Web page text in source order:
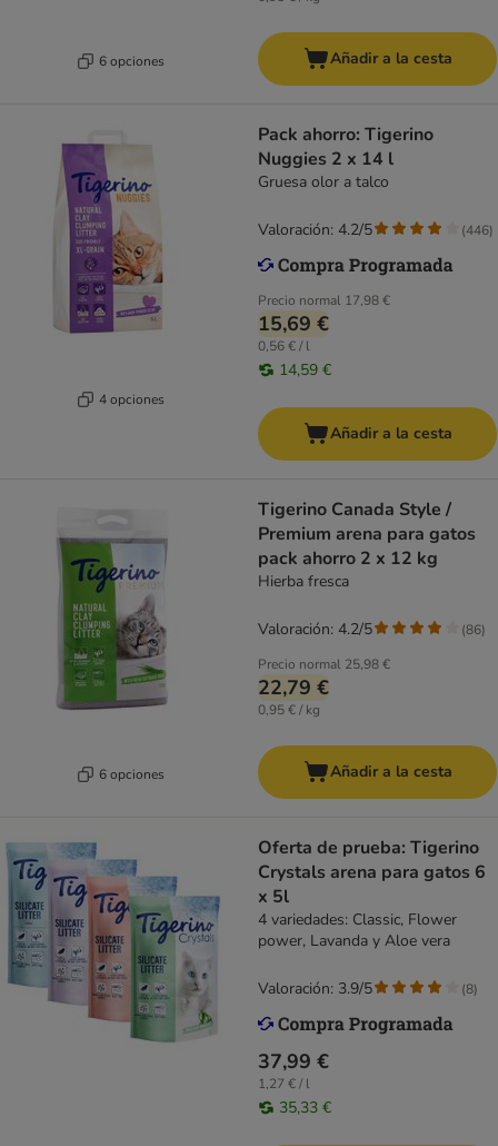
6 opciones Añadir a la cesta
4 opciones
Pack ahorro: Tigerino
Nuggies 2 x 14 l
Gruesa olor a talco
Precio normal 17,98 €
15,69 €
0,56 € / l
14,59 €
Valoración: 4.2/5 (446)
Añadir a la cesta
6 opciones
Tigerino Canada Style /
Premium arena para gatos
pack ahorro 2 x 12 kg
Hierba fresca
Precio normal 25,98 €
22,79 €
0,95 € / kg
Valoración: 4.2/5 (86)
Añadir a la cesta
Oferta de prueba: Tigerino
Crystals arena para gatos 6
x 5l
4 variedades: Classic, Flower
power, Lavanda y Aloe vera
37,99 €
1,27 € / l
35,33 €
Valoración: 3.9/5 (8)